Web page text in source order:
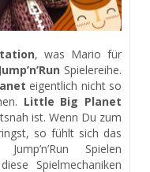
, was Mario für
Jump’n’Run Spielereihe.
eigentlich nicht so
Little Big Planet
ist. Wenn Du zum
so fühlt sich das
Spielen
Spielmechaniken